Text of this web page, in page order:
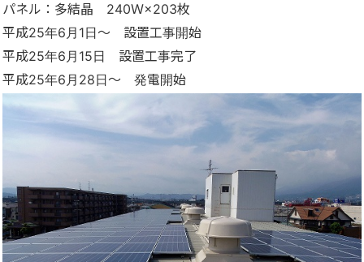
パネル：多結晶 240Ｗ×203枚
平成25年6月1日～ 設置工事開始
平成25年6月15日 設置工事完了
平成25年6月28日～ 発電開始